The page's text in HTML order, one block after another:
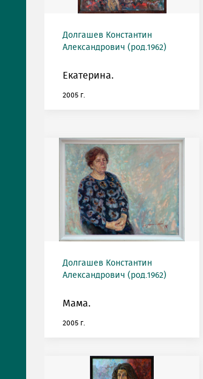
Долгашев Константин
Александрович (род.1962)
Екатерина.
2005 г.
Долгашев Константин
Александрович (род.1962)
Мама.
2005 г.